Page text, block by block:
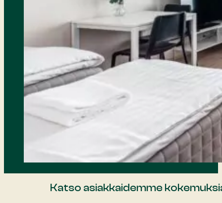
Katso asiakkaidemme